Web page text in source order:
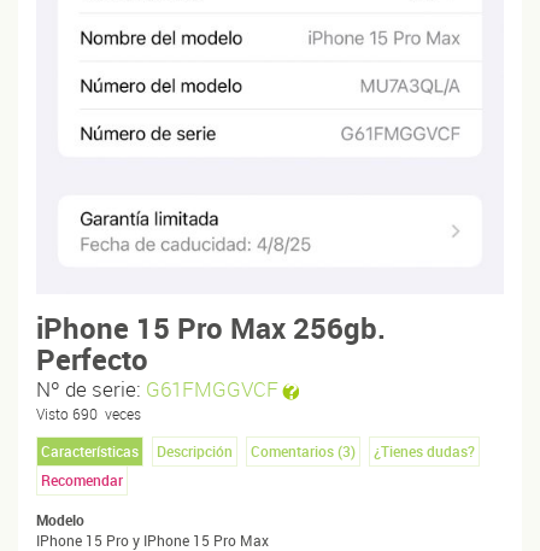
iPhone 15 Pro Max 256gb.
Perfecto
Nº de serie: G61FMGGVCF
Visto 690 veces
Características
Descripción Comentarios (3)
¿Tienes dudas?
Recomendar
Modelo
IPhone 15 Pro y IPhone 15 Pro Max